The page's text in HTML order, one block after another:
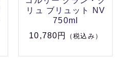
リュ ブリュット NV
750ml
10,780円
（税込み）